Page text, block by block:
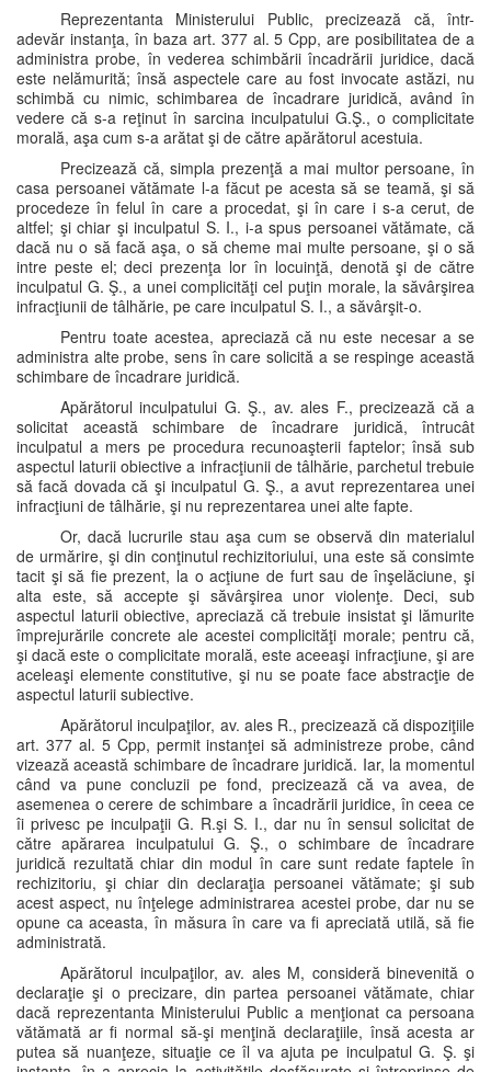
Reprezentanta Ministerului Public, precizează că, într-
adevăr instanţa, în baza art. 377 al. 5 Cpp, are posibilitatea de a
administra probe, în vederea schimbării încadrării juridice, dacă
este nelămurită; însă aspectele care au fost invocate astăzi, nu
schimbă cu nimic, schimbarea de încadrare juridică, având în
vedere că s-a reţinut în sarcina inculpatului G.Ş., o complicitate
morală, aşa cum s-a arătat şi de către apărătorul acestuia.
Precizează că, simpla prezenţă a mai multor persoane, în
casa persoanei vătămate l-a făcut pe acesta să se teamă, şi să
procedeze în felul în care a procedat, şi în care i s-a cerut, de
altfel; şi chiar şi inculpatul S. I., i-a spus persoanei vătămate, că
dacă nu o să facă aşa, o să cheme mai multe persoane, şi o să
intre peste el; deci prezenţa lor în locuinţă, denotă şi de către
inculpatul G. Ş., a unei complicităţi cel puţin morale, la săvârşirea
infracţiunii de tâlhărie, pe care inculpatul S. I., a săvârşit-o.
Pentru toate acestea, apreciază că nu este necesar a se
administra alte probe, sens în care solicită a se respinge această
schimbare de încadrare juridică.
Apărătorul inculpatului G. Ş., av. ales F., precizează că a
solicitat această schimbare de încadrare juridică, întrucât
inculpatul a mers pe procedura recunoaşterii faptelor; însă sub
aspectul laturii obiective a infracţiunii de tâlhărie, parchetul trebuie
să facă dovada că şi inculpatul G. Ş., a avut reprezentarea unei
infracţiuni de tâlhărie, şi nu reprezentarea unei alte fapte.
Or, dacă lucrurile stau aşa cum se observă din materialul
de urmărire, şi din conţinutul rechizitoriului, una este să consimte
tacit şi să fie prezent, la o acţiune de furt sau de înşelăciune, şi
alta este, să accepte şi săvârşirea unor violenţe. Deci, sub
aspectul laturii obiective, apreciază că trebuie insistat şi lămurite
împrejurările concrete ale acestei complicităţi morale; pentru că,
şi dacă este o complicitate morală, este aceeaşi infracţiune, şi are
aceleaşi elemente constitutive, şi nu se poate face abstracţie de
aspectul laturii subiective.
Apărătorul inculpaţilor, av. ales R., precizează că dispoziţiile
art. 377 al. 5 Cpp, permit instanţei să administreze probe, când
vizează această schimbare de încadrare juridică. Iar, la momentul
când va pune concluzii pe fond, precizează că va avea, de
asemenea o cerere de schimbare a încadrării juridice, în ceea ce
îi privesc pe inculpaţii G. R.şi S. I., dar nu în sensul solicitat de
către apărarea inculpatului G. Ş., o schimbare de încadrare
juridică rezultată chiar din modul în care sunt redate faptele în
rechizitoriu, şi chiar din declaraţia persoanei vătămate; şi sub
acest aspect, nu înţelege administrarea acestei probe, dar nu se
opune ca aceasta, în măsura în care va fi apreciată utilă, să fie
administrată.
Apărătorul inculpaţilor, av. ales M, consideră binevenită o
declaraţie şi o precizare, din partea persoanei vătămate, chiar
dacă reprezentanta Ministerului Public a menţionat ca persoana
vătămată ar fi normal să-şi menţină declaraţiile, însă acesta ar
putea să nuanţeze, situaţie ce îl va ajuta pe inculpatul G. Ş. şi